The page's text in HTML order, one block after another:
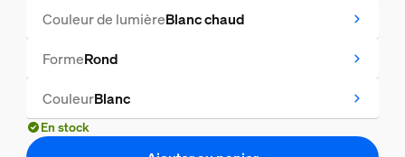
Couleur de lumièreBlanc chaud
FormeRond
CouleurBlanc
En stock